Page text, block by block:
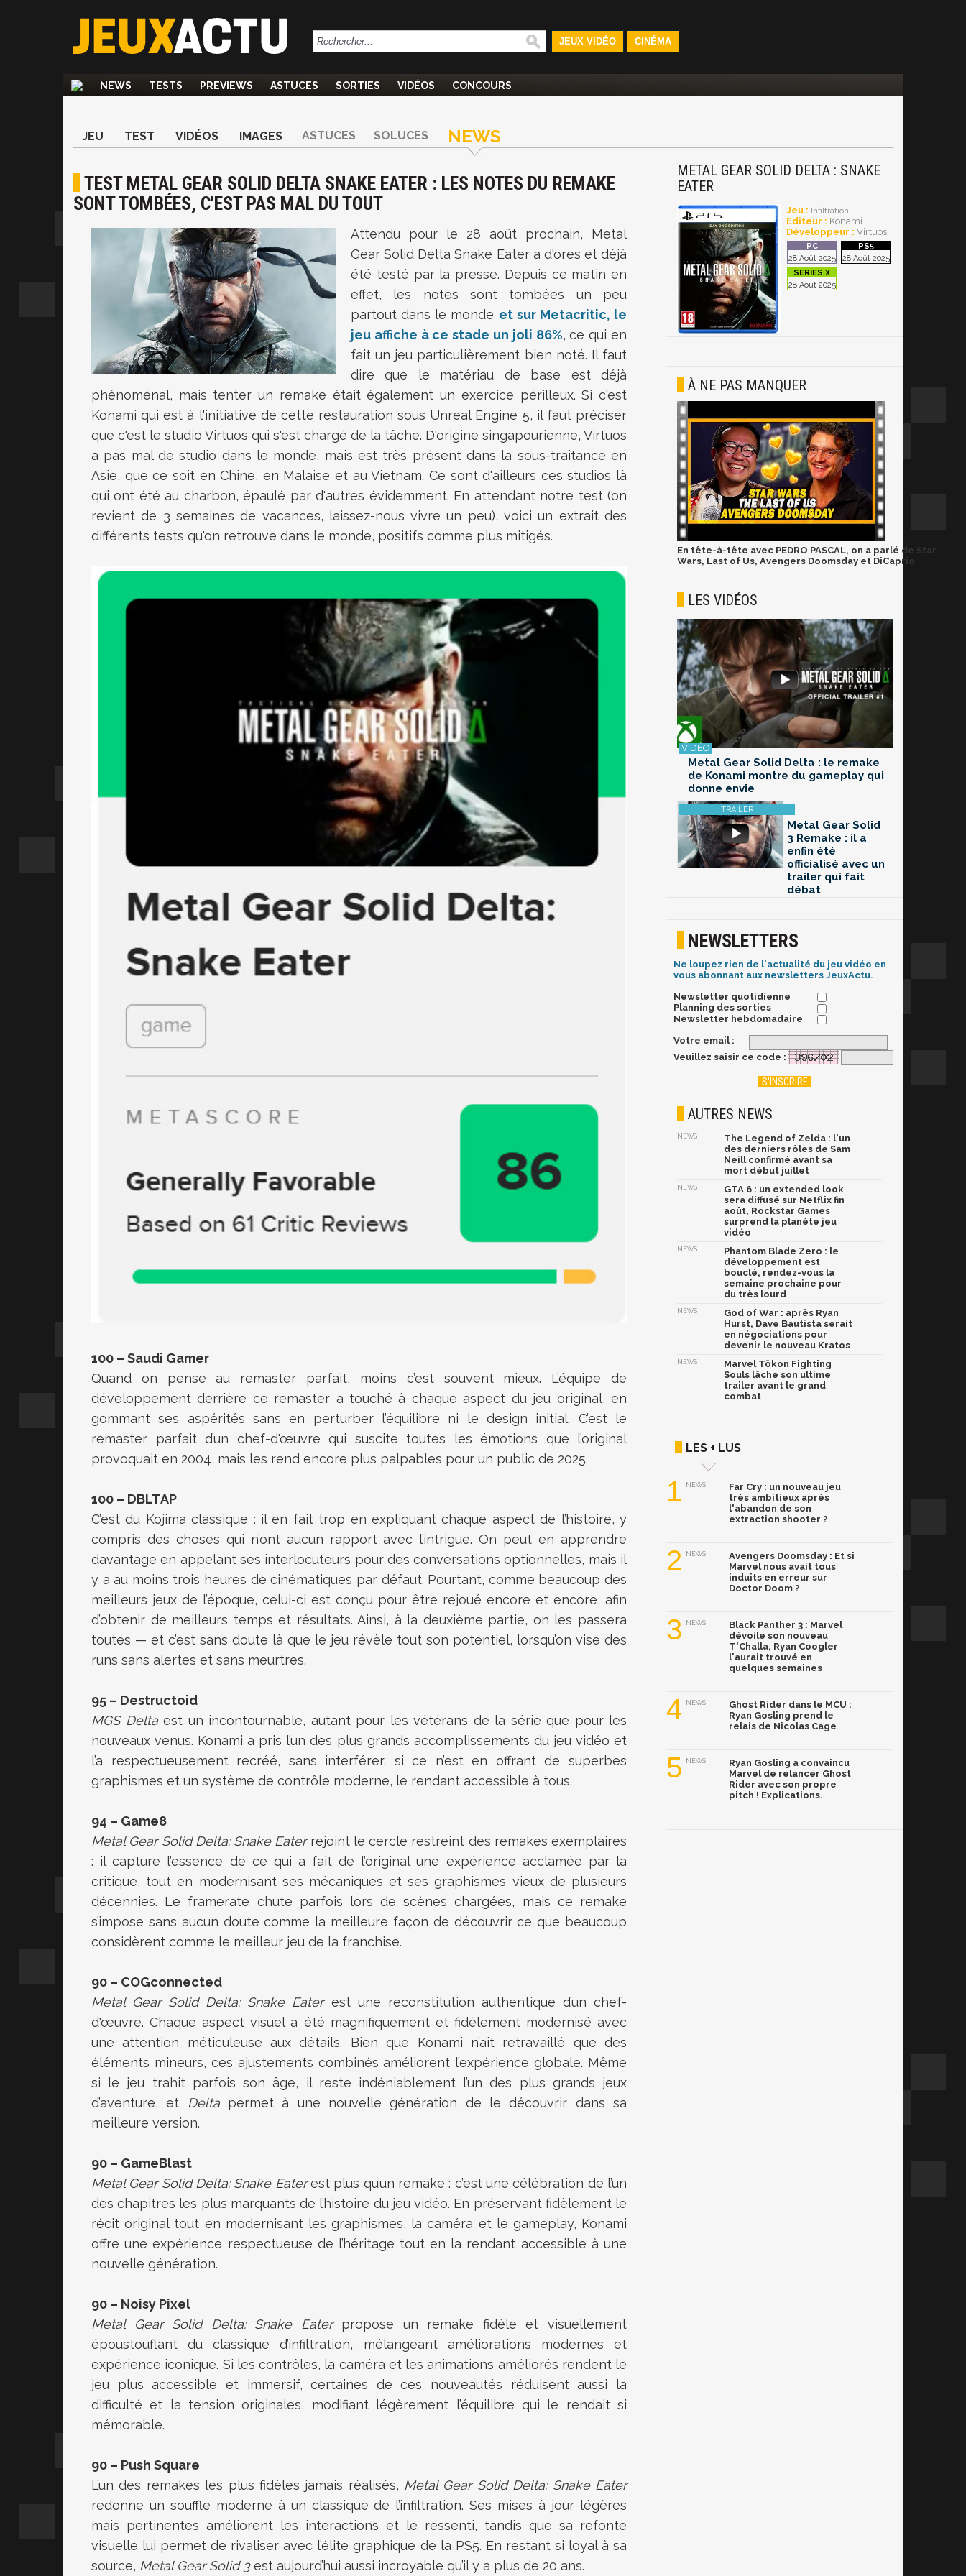
JEUX VIDÉO CINÉMA
NEWS TESTS PREVIEWS ASTUCES SORTIES VIDÉOS CONCOURS
JEU TEST VIDÉOS IMAGES ASTUCES SOLUCES NEWS
TEST METAL GEAR SOLID DELTA SNAKE EATER : LES NOTES DU REMAKE
SONT TOMBÉES, C'EST PAS MAL DU TOUT
Attendu pour le 28 août prochain, Metal
Gear Solid Delta Snake Eater a d'ores et déjà
été testé par la presse. Depuis ce matin en
effet, les notes sont tombées un peu
partout dans le monde et sur Metacritic, le
jeu affiche à ce stade un joli 86%, ce qui en
fait un jeu particulièrement bien noté. Il faut
dire que le matériau de base est déjà
phénoménal, mais tenter un remake était également un exercice périlleux. Si c'est
Konami qui est à l'initiative de cette restauration sous Unreal Engine 5, il faut préciser
que c'est le studio Virtuos qui s'est chargé de la tâche. D'origine singapourienne, Virtuos
a pas mal de studio dans le monde, mais est très présent dans la sous-traitance en
Asie, que ce soit en Chine, en Malaise et au Vietnam. Ce sont d'ailleurs ces studios là
qui ont été au charbon, épaulé par d'autres évidemment. En attendant notre test (on
revient de 3 semaines de vacances, laissez-nous vivre un peu), voici un extrait des
différents tests qu'on retrouve dans le monde, positifs comme plus mitigés.
100 – Saudi Gamer
Quand on pense au remaster parfait, moins c’est souvent mieux. L’équipe de
développement derrière ce remaster a touché à chaque aspect du jeu original, en
gommant ses aspérités sans en perturber l’équilibre ni le design initial. C’est le
remaster parfait d’un chef-d'œuvre qui suscite toutes les émotions que l’original
provoquait en 2004, mais les rend encore plus palpables pour un public de 2025.
100 – DBLTAP
C’est du Kojima classique : il en fait trop en expliquant chaque aspect de l’histoire, y
compris des choses qui n’ont aucun rapport avec l’intrigue. On peut en apprendre
davantage en appelant ses interlocuteurs pour des conversations optionnelles, mais il
y a au moins trois heures de cinématiques par défaut. Pourtant, comme beaucoup des
meilleurs jeux de l’époque, celui-ci est conçu pour être rejoué encore et encore, afin
d’obtenir de meilleurs temps et résultats. Ainsi, à la deuxième partie, on les passera
toutes — et c’est sans doute là que le jeu révèle tout son potentiel, lorsqu’on vise des
runs sans alertes et sans meurtres.
95 – Destructoid
MGS Deltaest un incontournable, autant pour les vétérans de la série que pour les
nouveaux venus. Konami a pris l’un des plus grands accomplissements du jeu vidéo et
l’a respectueusement recréé, sans interférer, si ce n’est en offrant de superbes
graphismes et un système de contrôle moderne, le rendant accessible à tous.
94 – Game8
Metal Gear Solid Delta: Snake Eaterrejoint le cercle restreint des remakes exemplaires
: il capture l’essence de ce qui a fait de l’original une expérience acclamée par la
critique, tout en modernisant ses mécaniques et ses graphismes vieux de plusieurs
décennies. Le framerate chute parfois lors de scènes chargées, mais ce remake
s’impose sans aucun doute comme la meilleure façon de découvrir ce que beaucoup
considèrent comme le meilleur jeu de la franchise.
90 – COGconnected
Metal Gear Solid Delta: Snake Eaterest une reconstitution authentique d’un chef-
d'œuvre. Chaque aspect visuel a été magnifiquement et fidèlement modernisé avec
une attention méticuleuse aux détails. Bien que Konami n’ait retravaillé que des
éléments mineurs, ces ajustements combinés améliorent l’expérience globale. Même
si le jeu trahit parfois son âge, il reste indéniablement l’un des plus grands jeux
d’aventure, et
Deltapermet à une nouvelle génération de le découvrir dans sa
meilleure version.
90 – GameBlast
Metal Gear Solid Delta: Snake Eaterest plus qu’un remake : c’est une célébration de l’un
des chapitres les plus marquants de l’histoire du jeu vidéo. En préservant fidèlement le
récit original tout en modernisant les graphismes, la caméra et le gameplay, Konami
offre une expérience respectueuse de l’héritage tout en la rendant accessible à une
nouvelle génération.
90 – Noisy Pixel
Metal Gear Solid Delta: Snake Eaterpropose un remake fidèle et visuellement
époustouflant du classique d’infiltration, mélangeant améliorations modernes et
expérience iconique. Si les contrôles, la caméra et les animations améliorés rendent le
jeu plus accessible et immersif, certaines de ces nouveautés réduisent aussi la
difficulté et la tension originales, modifiant légèrement l’équilibre qui le rendait si
mémorable.
90 – Push Square
L’un des remakes les plus fidèles jamais réalisés, Metal Gear Solid Delta: Snake Eater
redonne un souffle moderne à un classique de l’infiltration. Ses mises à jour légères
mais pertinentes améliorent les interactions et le ressenti, tandis que sa refonte
visuelle lui permet de rivaliser avec l’élite graphique de la PS5. En restant si loyal à sa
source, Metal Gear Solid 3est aujourd’hui aussi incroyable qu’il y a plus de 20 ans.
METAL GEAR SOLID DELTA : SNAKE
EATER
Jeu : Infiltration
Editeur : Konami
Développeur : Virtuos
28 Août 2025 28 Août 2025
28 Août 2025
À NE PAS MANQUER
En tête-à-tête avec PEDRO PASCAL, on a parlé de Star
Wars, Last of Us, Avengers Doomsday et DiCaprio
LES VIDÉOS
Metal Gear Solid Delta : le remake
de Konami montre du gameplay qui
donne envie
Metal Gear Solid
3 Remake : il a
enfin été
officialisé avec un
trailer qui fait
débat
NEWSLETTERS
Ne loupez rien de l'actualité du jeu vidéo en
vous abonnant aux newsletters JeuxActu.
Newsletter quotidienne
Planning des sorties
Newsletter hebdomadaire
Votre email :
Veuillez saisir ce code :
AUTRES NEWS
NEWS
The Legend of Zelda : l'un
des derniers rôles de Sam
Neill confirmé avant sa
mort début juillet
NEWS
GTA 6 : un extended look
sera diffusé sur Netflix fin
août, Rockstar Games
surprend la planète jeu
vidéo
NEWS
Phantom Blade Zero : le
développement est
bouclé, rendez-vous la
semaine prochaine pour
du très lourd
NEWS
God of War : après Ryan
Hurst, Dave Bautista serait
en négociations pour
devenir le nouveau Kratos
NEWS
Marvel Tōkon Fighting
Souls lâche son ultime
trailer avant le grand
combat
LES + LUS
1 NEWS
Far Cry : un nouveau jeu
très ambitieux après
l'abandon de son
extraction shooter ?
2 NEWS
Avengers Doomsday : Et si
Marvel nous avait tous
induits en erreur sur
Doctor Doom ?
3 NEWS
Black Panther 3 : Marvel
dévoile son nouveau
T'Challa, Ryan Coogler
l'aurait trouvé en
quelques semaines
4 NEWS
Ghost Rider dans le MCU :
Ryan Gosling prend le
relais de Nicolas Cage
5 NEWS
Ryan Gosling a convaincu
Marvel de relancer Ghost
Rider avec son propre
pitch ! Explications.